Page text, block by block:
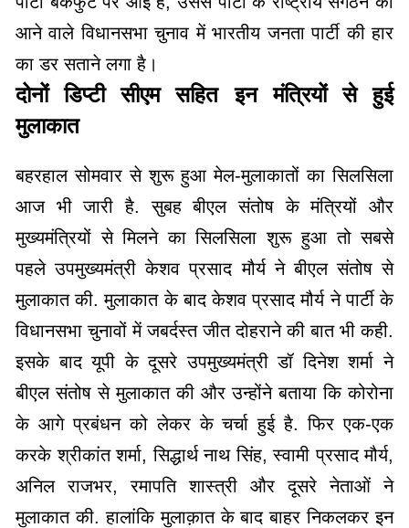
आने वाले विधानसभा चुनाव में भारतीय जनता पार्टी की हार
का डर सताने लगा है।
दोनों डिप्टी सीएम सहित इन मंत्रियों से हुई
मुलाकात
बहरहाल सोमवार से शुरू हुआ मेल-मुलाकातों का सिलसिला
आज भी जारी है. सुबह बीएल संतोष के मंत्रियों और
मुख्यमंत्रियों से मिलने का सिलसिला शुरू हुआ तो सबसे
पहले उपमुख्यमंत्री केशव प्रसाद मौर्य ने बीएल संतोष से
मुलाकात की. मुलाकात के बाद केशव प्रसाद मौर्य ने पार्टी के
विधानसभा चुनावों में जबर्दस्त जीत दोहराने की बात भी कही.
इसके बाद यूपी के दूसरे उपमुख्यमंत्री डॉ दिनेश शर्मा ने
बीएल संतोष से मुलाकात की और उन्होंने बताया कि कोरोना
के आगे प्रबंधन को लेकर के चर्चा हुई है. फिर एक-एक
करके श्रीकांत शर्मा, सिद्धार्थ नाथ सिंह, स्वामी प्रसाद मौर्य,
अनिल राजभर, रमापति शास्त्री और दूसरे नेताओं ने
मुलाकात की. हालांकि मुलाक़ात के बाद बाहर निकलकर इन